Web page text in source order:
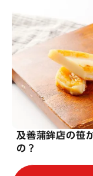
及善蒲鉾店の笹
の？